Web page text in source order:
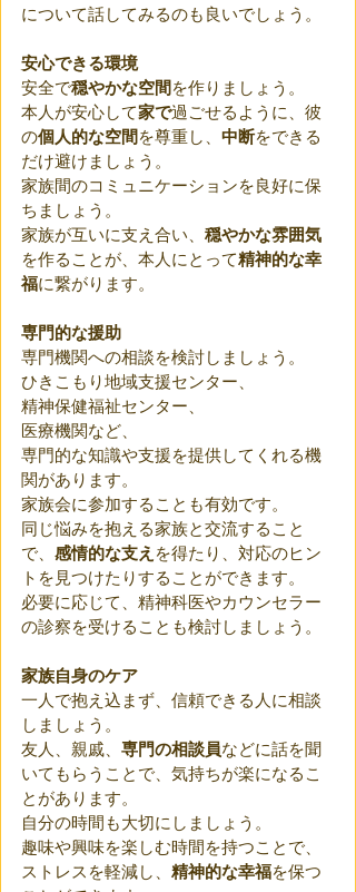
について話してみるのも良いでしょう。
安心できる環境
安全で穏やかな空間 を作りましょう。
本人が安心して家で過ごせるように、彼
の個人的な空間 を尊重し、 中断をできる
だけ避けましょう。
家族間のコミュニケーションを良好に保
ちましょう。
家族が互いに支え合い、 穏やかな雰囲気
を作ることが、本人にとって精神的な幸
福に繋がります。
専門的な援助
専門機関への相談を検討しましょう。
ひきこもり地域支援センター、
精神保健福祉センター、
医療機関など、
専門的な知識や支援を提供してくれる機
関があります。
家族会に参加することも有効です。
同じ悩みを抱える家族と交流すること
で、 感情的な支え を得たり、対応のヒン
トを見つけたりすることができます。
必要に応じて、精神科医やカウンセラー
の診察を受けることも検討しましょう。
家族自身のケア
一人で抱え込まず、信頼できる人に相談
しましょう。
友人、親戚、 専門の相談員などに話を聞
いてもらうことで、気持ちが楽になるこ
とがあります。
自分の時間も大切にしましょう。
趣味や興味を楽しむ時間を持つことで、
ストレスを軽減し、 精神的な幸福を保つ